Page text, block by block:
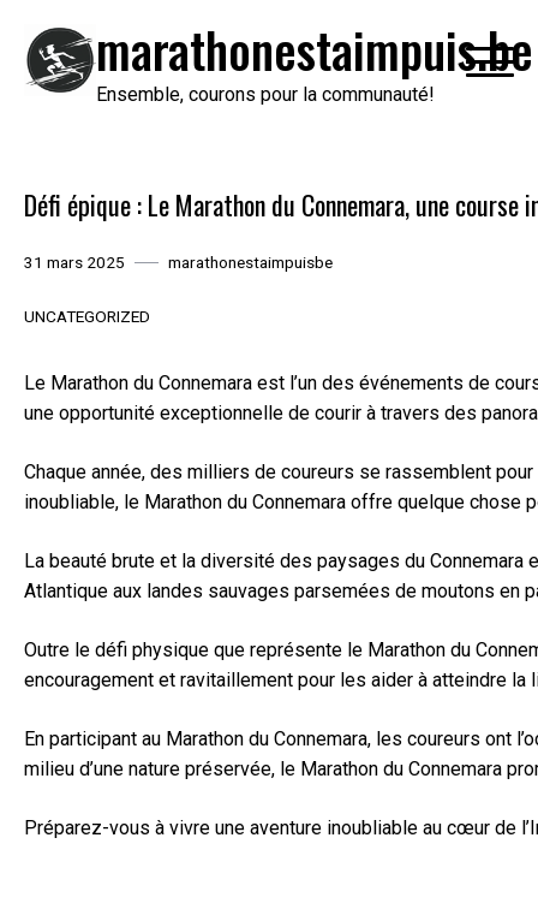
contenu
marathonestaimpuis.be
Ensemble, courons pour la communauté!
Défi épique : Le Marathon du Connemara, une
31 mars 2025 marathonestaimpuisbe
UNCATEGORIZED
Le Marathon du Connemara est l’un des événements de
une opportunité exceptionnelle de courir à travers des
Chaque année, des milliers de coureurs se rassemblent
inoubliable, le Marathon du Connemara offre quelque chose
La beauté brute et la diversité des paysages du Connemara
Atlantique aux landes sauvages parsemées de moutons
Outre le défi physique que représente le Marathon du
encouragement et ravitaillement pour les aider à atteindre la
En participant au Marathon du Connemara, les coureurs
milieu d’une nature préservée, le Marathon du Connemara
Préparez-vous à vivre une aventure inoubliable au cœur de